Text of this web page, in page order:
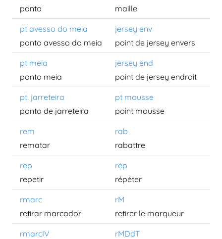
ponto
maille
pt avesso do meia
jersey env
ponto avesso do meia
point de jersey envers
pt meia
jersey end
ponto meia
point de jersey endroit
pt. jarreteira
pt mousse
ponto de jarreteira
point mousse
rem
rab
rematar
rabattre
rep
rép
repetir
répéter
rmarc
rM
retirar marcador
retirer le marqueur
rmarcIV
rMDdT